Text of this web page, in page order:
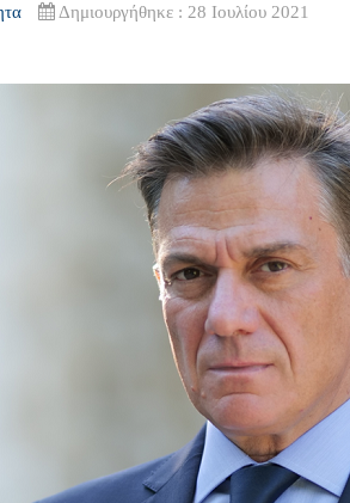
Δημιουργήθηκε : 28 Ιουλίου 2021